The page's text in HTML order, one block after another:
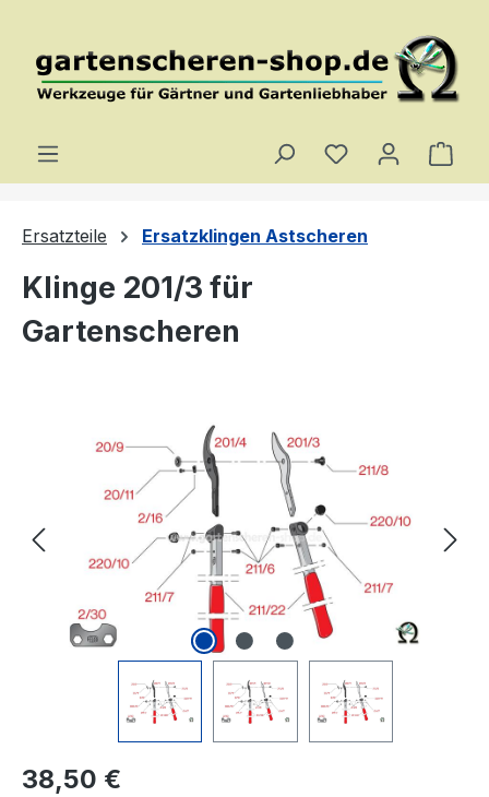
Du hast 0
Ersatzteile Ersatzklingen Astscheren
Klinge 201/3 für
Gartenscheren
Bildergalerie überspringen
Regulärer Preis:
38,50 €